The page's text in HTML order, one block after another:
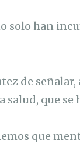
solo han
de
que se
que